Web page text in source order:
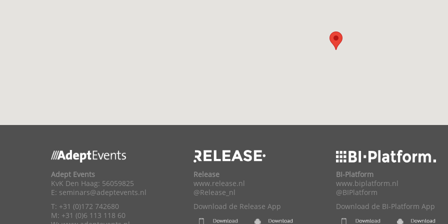
Adept Events
KvK Den Haag: 56059825
E: seminars@adeptevents.nl
T: +31 (0)172 742680
M: +31 (0)6 113 118 60
Release
www.release.nl
@Release_nl
Download de Release App
BI-Platform
www.biplatform.nl
@BIPlatform
Download de BI-Platform App